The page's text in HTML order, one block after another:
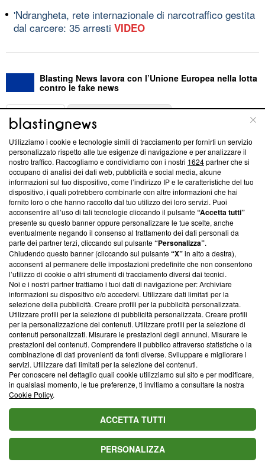
'Ndrangheta, rete internazionale di narcotraffico gestita
dal carcere: 35 arresti VIDEO
Blasting News lavora con l’Unione Europea nella lotta
contro le fake news
ABOUT
Questa sezione offre informazioni trasparenti su Blasting
News, sui nostri processi editoriali e su come ci impegniamo a
creare news di qualità. Inoltre, afferma la nostra aderenza a
‘Trust Project - News with Integrity’Blasting News non è
ancora membro del programma, ma ha richiesto di farne
parte; Trust Project non ha ancora effettuato una verifica di
conformità agli standard.
Su di noi
Team editoriale
Corporate
Redazione
Informativa Privacy
Cookie Policy
Blasting SA, IDI CHE-247.845.224, Via Carlo Frasca, 3 - 6900
Lugano (Svizzera) Tel:+39 0690258937
© 2026 Blasting News
Utilizziamo i cookie e tecnologie simili di tracciamento per fornirti un servizio
personalizzato rispetto alle tue esigenze di navigazione e per analizzare il
nostro traffico. Raccogliamo e condividiamo con i nostri 1624partner che si
occupano di analisi dei dati web, pubblicità e social media, alcune
informazioni sul tuo dispositivo, come l’indirizzo IP e le caratteristiche del tuo
dispositivo, i quali potrebbero combinarle con altre informazioni che hai
fornito loro o che hanno raccolto dal tuo utilizzo dei loro servizi. Puoi
acconsentire all’uso di tali tecnologie cliccando il pulsante“Accetta tutti”
presente su questo banner oppure personalizzare le tue scelte, anche
eventualmente negando il consenso al trattamento dei dati personali da
parte dei partner terzi, cliccando sul pulsante“Personalizza”.
Chiudendo questo banner (cliccando sul pulsante“X”in alto a destra),
acconsenti al permanere delle impostazioni predefinite che non consentono
l’utilizzo di cookie o altri strumenti di tracciamento diversi dai tecnici.
Noi e i nostri partner trattiamo i tuoi dati di navigazione per: Archiviare
informazioni su dispositivo e/o accedervi. Utilizzare dati limitati per la
selezione della pubblicità. Creare profili per la pubblicità personalizzata.
Utilizzare profili per la selezione di pubblicità personalizzata. Creare profili
per la personalizzazione dei contenuti. Utilizzare profili per la selezione di
contenuti personalizzati. Misurare le prestazioni degli annunci. Misurare le
prestazioni dei contenuti. Comprendere il pubblico attraverso statistiche o la
combinazione di dati provenienti da fonti diverse. Sviluppare e migliorare i
servizi. Utilizzare dati limitati per la selezione dei contenuti.
Per conoscere nel dettaglio quali cookie utilizziamo sul sito e per modificare,
in qualsiasi momento, le tue preferenze, ti invitiamo a consultare la nostra
Cookie Policy.
ACCETTA TUTTI
PERSONALIZZA